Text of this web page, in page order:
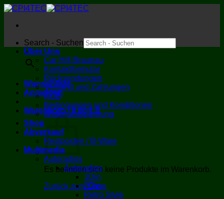
Zum
springen
Search - Suchen
×
Wunschliste
Anmelden
Warenkorb /0,00€ 0
Es befinden sich keine Produkte im Warenkorb.
Zurück zum Shop
Über Uns
Car Hifi Braunau
Kontaktformular
Rücksendungen
Versand und Zahlungen
AGB
Bedingungen und Konditionen
Widerrufsbelehrung
Shop
Abverkauf
Restposten / B-Ware
Multimedia
Autoradios
Autoradios
1Din
2Din
Retro Style